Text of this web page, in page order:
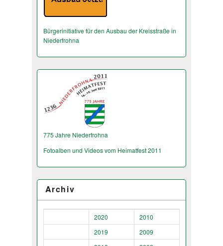
Bürgerinitiative für den Ausbau der Kreisstraße in
Niederfrohna
775 Jahre Niederfrohna
Fotoalben und Videos vom Heimatfest 2011
Archiv
2020
2010
2019
2009